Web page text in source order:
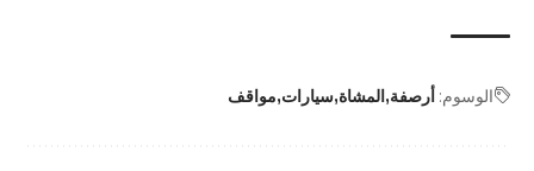
الوسوم: أرصفة المشاة سيارات مواقف